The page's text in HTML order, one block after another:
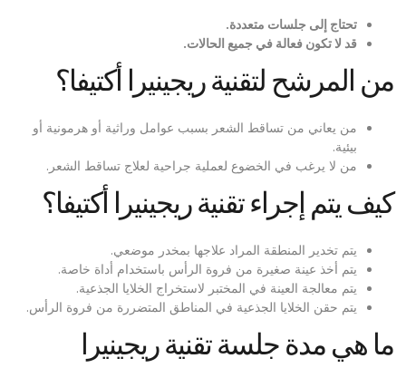
تحتاج إلى جلسات متعددة.
قد لا تكون فعالة في جميع الحالات.
من المرشح لتقنية ريجينيرا أكتيفا؟
من يعاني من تساقط الشعر بسبب عوامل وراثية أو هرمونية أو
بيئية.
من لا يرغب في الخضوع لعملية جراحية لعلاج تساقط الشعر.
كيف يتم إجراء تقنية ريجينيرا أكتيفا؟
يتم تخدير المنطقة المراد علاجها بمخدر موضعي.
يتم أخذ عينة صغيرة من فروة الرأس باستخدام أداة خاصة.
يتم معالجة العينة في المختبر لاستخراج الخلايا الجذعية.
يتم حقن الخلايا الجذعية في المناطق المتضررة من فروة الرأس.
ما هي مدة جلسة تقنية ريجينيرا